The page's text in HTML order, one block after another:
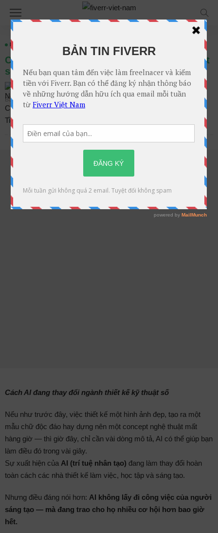
BLOG MMO
Cách AI đang thay đổi ngành thiết kế kỹ thuật
số – Cơ hội cho nhà sáng tạo cá nhân
Nguyễn Cao Tiến
Không Bình Luận
Bài viết trên
Th10. 26, 2025 tại 7:00 sáng
Cách AI đang thay đổi ngành thiết kế kỹ thuật số
Nếu như trước đây, việc thiết kế một hình ảnh đẹp, tạo ra một
mẫu chữ độc đáo hay dựng nên một concept nghệ thuật mất
hàng giờ — thì giờ đây, chỉ cần vài dòng mô tả, AI có thể giúp bạn
làm điều đó trong vài giây.
Sự xuất hiện của AI (trí tuệ nhân tạo) đang làm thay đổi hoàn
toàn cách các nhà thiết kế làm việc, học tập và sáng tạo.
Nhưng điều đáng nói hơn: AI không lấy đi công việc của người
sáng tạo — mà đang trao cho họ nhiều cơ hội hơn bao giờ
hết.